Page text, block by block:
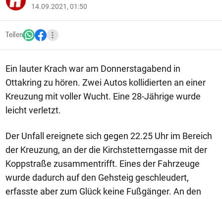
14.09.2021, 01:50
Teilen
Ein lauter Krach war am Donnerstagabend in
Ottakring zu hören. Zwei Autos kollidierten an einer
Kreuzung mit voller Wucht. Eine 28-Jährige wurde
leicht verletzt.
Der Unfall ereignete sich gegen 22.25 Uhr im Bereich
der Kreuzung, an der die Kirchstetterngasse mit der
Koppstraße zusammentrifft. Eines der Fahrzeuge
wurde dadurch auf den Gehsteig geschleudert,
erfasste aber zum Glück keine Fußgänger. An den